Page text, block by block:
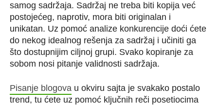
samog sadržaja. Sadržaj ne treba biti kopija već
postojećeg, naprotiv, mora biti originalan i
unikatan. Uz pomoć analize konkurencije doći ćete
do nekog idealnog rešenja za sadržaj i učiniti ga
što dostupnijim ciljnoj grupi. Svako kopiranje za
sobom nosi pitanje validnosti sadržaja.
Pisanje blogova u okviru sajta je svakako postalo
trend, tu ćete uz pomoć ključnih reči posetiocima